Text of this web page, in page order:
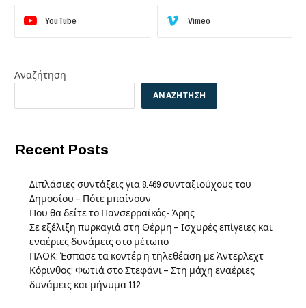
YouTube Vimeo
Αναζήτηση
ΑΝΑΖΉΤΗΣΗ
Recent Posts
Διπλάσιες συντάξεις για 8.469 συνταξιούχους του
Δημοσίου – Πότε μπαίνουν
Που θα δείτε το Πανσερραϊκός- Άρης
Σε εξέλιξη πυρκαγιά στη Θέρμη – Ισχυρές επίγειες και
εναέριες δυνάμεις στο μέτωπο
ΠΑΟΚ: Έσπασε τα κοντέρ η τηλεθέαση με Άντερλεχτ
Κόρινθος: Φωτιά στο Στεφάνι – Στη μάχη εναέριες
δυνάμεις και μήνυμα 112